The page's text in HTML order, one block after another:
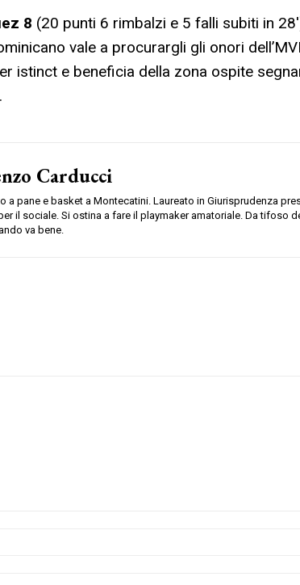
8 (20 punti 6 rimbalzi e 5 falli subiti in
vale a procurargli gli onori
istinct e beneficia della zona ospite
Carducci
a pane e basket a Montecatini. Laureato in Giurisprudenza
il sociale. Si ostina a fare il playmaker amatoriale. Da tifoso
va bene.